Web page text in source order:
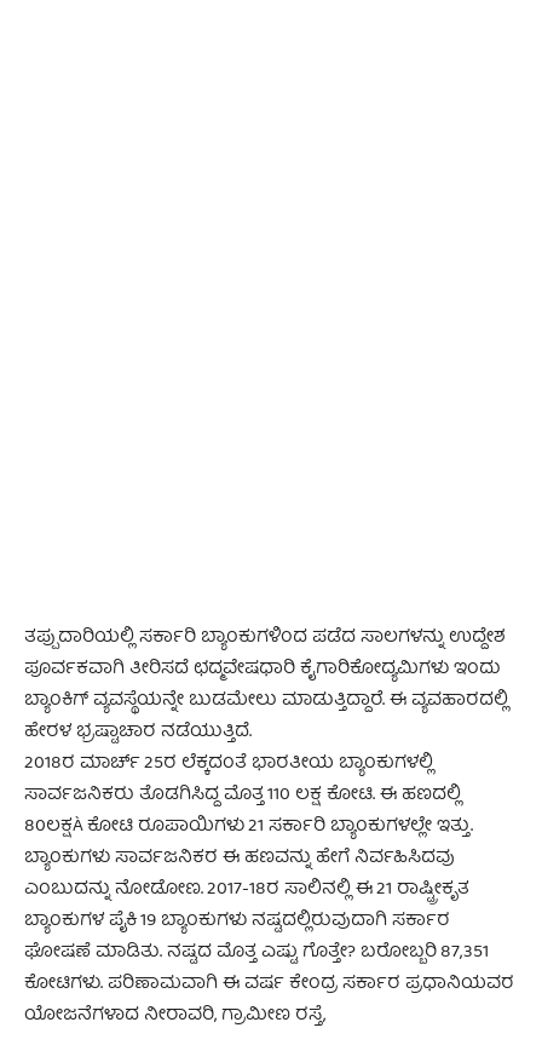
ತಪ್ಪುದಾರಿಯಲ್ಲಿ ಸರ್ಕಾರಿ ಬ್ಯಾಂಕುಗಳಿಂದ ಪಡೆದ ಸಾಲಗಳನ್ನು ಉದ್ದೇಶ
ಪೂರ್ವಕವಾಗಿ ತೀರಿಸದೆ ಛದ್ಮವೇಷಧಾರಿ ಕೈಗಾರಿಕೋದ್ಯಮಿಗಳು ಇಂದು
ಬ್ಯಾಂಕಿಗ್ ವ್ಯವಸ್ಥೆಯನ್ನೇ ಬುಡಮೇಲು ಮಾಡುತ್ತಿದ್ದಾರೆ. ಈ ವ್ಯವಹಾರದಲ್ಲಿ
ಹೇರಳ ಭ್ರಷ್ಟಾಚಾರ ನಡೆಯುತ್ತಿದೆ.
2018ರ ಮಾರ್ಚ್ 25ರ ಲೆಕ್ಕದಂತೆ ಭಾರತೀಯ ಬ್ಯಾಂಕುಗಳಲ್ಲಿ
ಸಾರ್ವಜನಿಕರು ತೊಡಗಿಸಿದ್ದ ಮೊತ್ತ 110 ಲಕ್ಷ ಕೋಟಿ. ಈ ಹಣದಲ್ಲಿ
80ಲಕ್ಷÀ ಕೋಟಿ ರೂಪಾಯಿಗಳು 21 ಸರ್ಕಾರಿ ಬ್ಯಾಂಕುಗಳಲ್ಲೇ ಇತ್ತು.
ಬ್ಯಾಂಕುಗಳು ಸಾರ್ವಜನಿಕರ ಈ ಹಣವನ್ನು ಹೇಗೆ ನಿರ್ವಹಿಸಿದವು
ಎಂಬುದನ್ನು ನೋಡೋಣ. 2017-18ರ ಸಾಲಿನಲ್ಲಿ ಈ 21 ರಾಷ್ಟ್ರೀಕೃತ
ಬ್ಯಾಂಕುಗಳ ಪೈಕಿ 19 ಬ್ಯಾಂಕುಗಳು ನಷ್ಟದಲ್ಲಿರುವುದಾಗಿ ಸರ್ಕಾರ
ಘೋಷಣೆ ಮಾಡಿತು. ನಷ್ಟದ ಮೊತ್ತ ಎಷ್ಟು ಗೊತ್ತೇ? ಬರೋಬ್ಬರಿ 87,351
ಕೋಟಿಗಳು. ಪರಿಣಾಮವಾಗಿ ಈ ವರ್ಷ ಕೇಂದ್ರ ಸರ್ಕಾರ ಪ್ರಧಾನಿಯವರ
ಯೋಜನೆಗಳಾದ ನೀರಾವರಿ, ಗ್ರಾಮೀಣ ರಸ್ತೆ,